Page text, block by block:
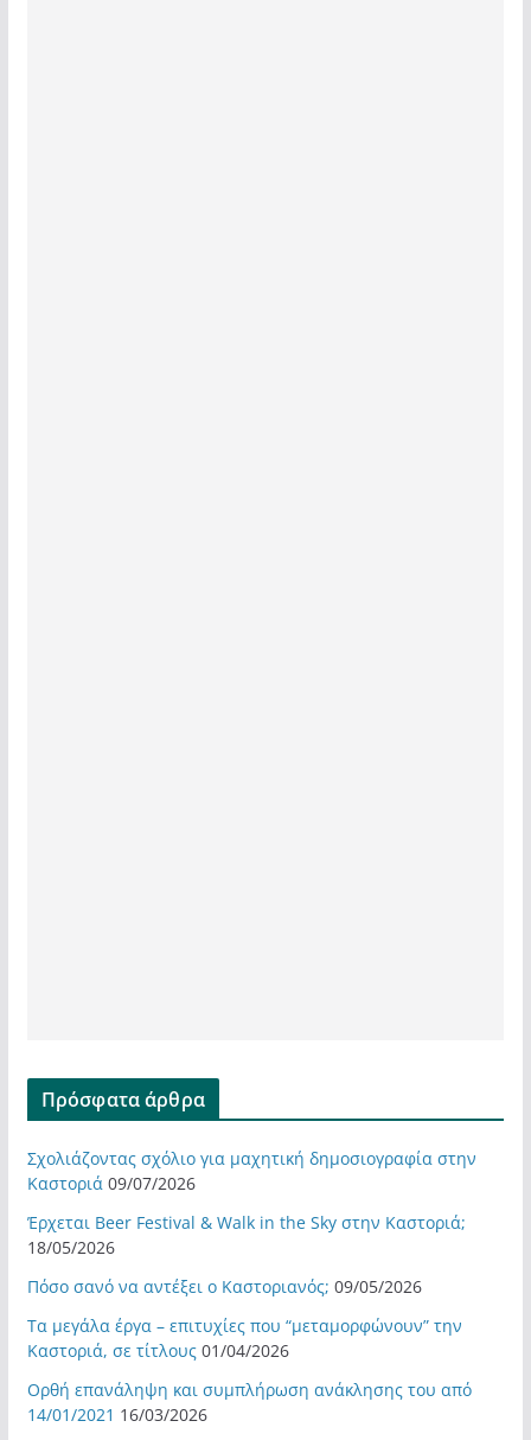
Πρόσφατα άρθρα
Σχολιάζοντας σχόλιο για μαχητική δημοσιογραφία στην
Καστοριά 09/07/2026
Έρχεται Beer Festival & Walk in the Sky στην Καστοριά;
18/05/2026
Πόσο σανό να αντέξει ο Καστοριανός; 09/05/2026
Τα μεγάλα έργα – επιτυχίες που “μεταμορφώνουν” την
Καστοριά, σε τίτλους 01/04/2026
Ορθή επανάληψη και συμπλήρωση ανάκλησης του από
14/01/2021 16/03/2026